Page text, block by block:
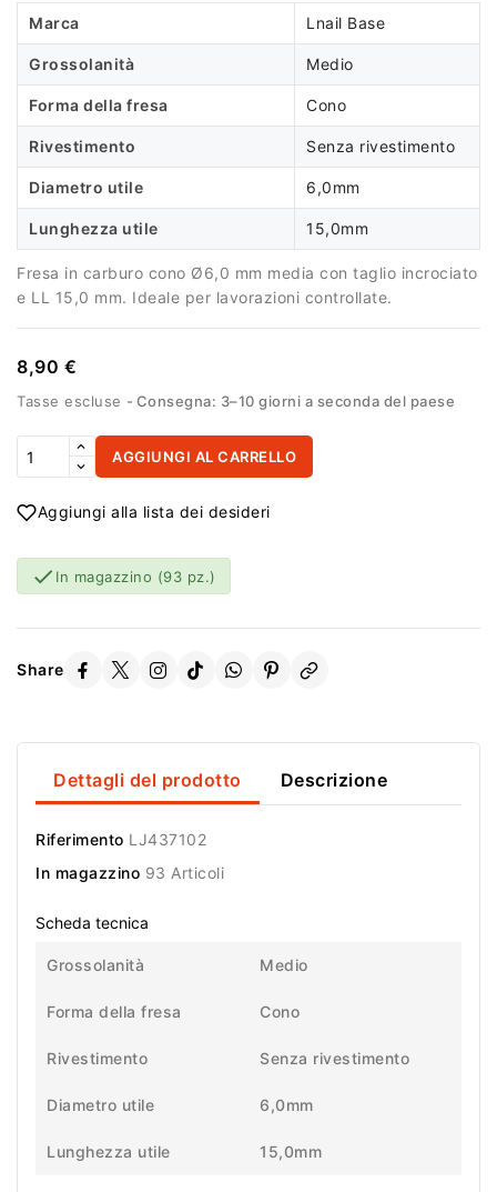
Marca Lnail Base
Grossolanità Medio
Forma della fresa Cono
Rivestimento Senza rivestimento
Diametro utile 6,0mm
Lunghezza utile 15,0mm
Fresa in carburo cono Ø6,0 mm media con taglio incrociato
e LL 15,0 mm. Ideale per lavorazioni controllate.
8,90 €
Tasse escluse Consegna: 3–10 giorni a seconda del paese
AGGIUNGI AL CARRELLO
Aggiungi alla lista dei desideri
 In magazzino (93 pz.)
Share
Dettagli del prodotto Descrizione
Riferimento LJ437102
In magazzino 93 Articoli
Scheda tecnica
Grossolanità Medio
Forma della fresa Cono
Rivestimento Senza rivestimento
Diametro utile 6,0mm
Lunghezza utile 15,0mm